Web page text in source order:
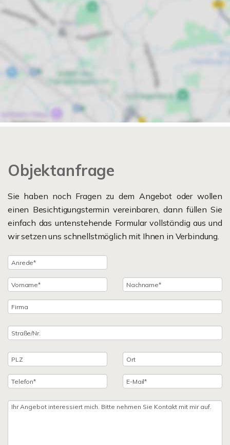
Objektanfrage
Sie haben noch Fragen zu dem Angebot oder wollen
einen Besichtigungstermin vereinbaren, dann füllen Sie
einfach das untenstehende Formular vollständig aus und
wir setzen uns schnellstmöglich mit Ihnen in Verbindung.